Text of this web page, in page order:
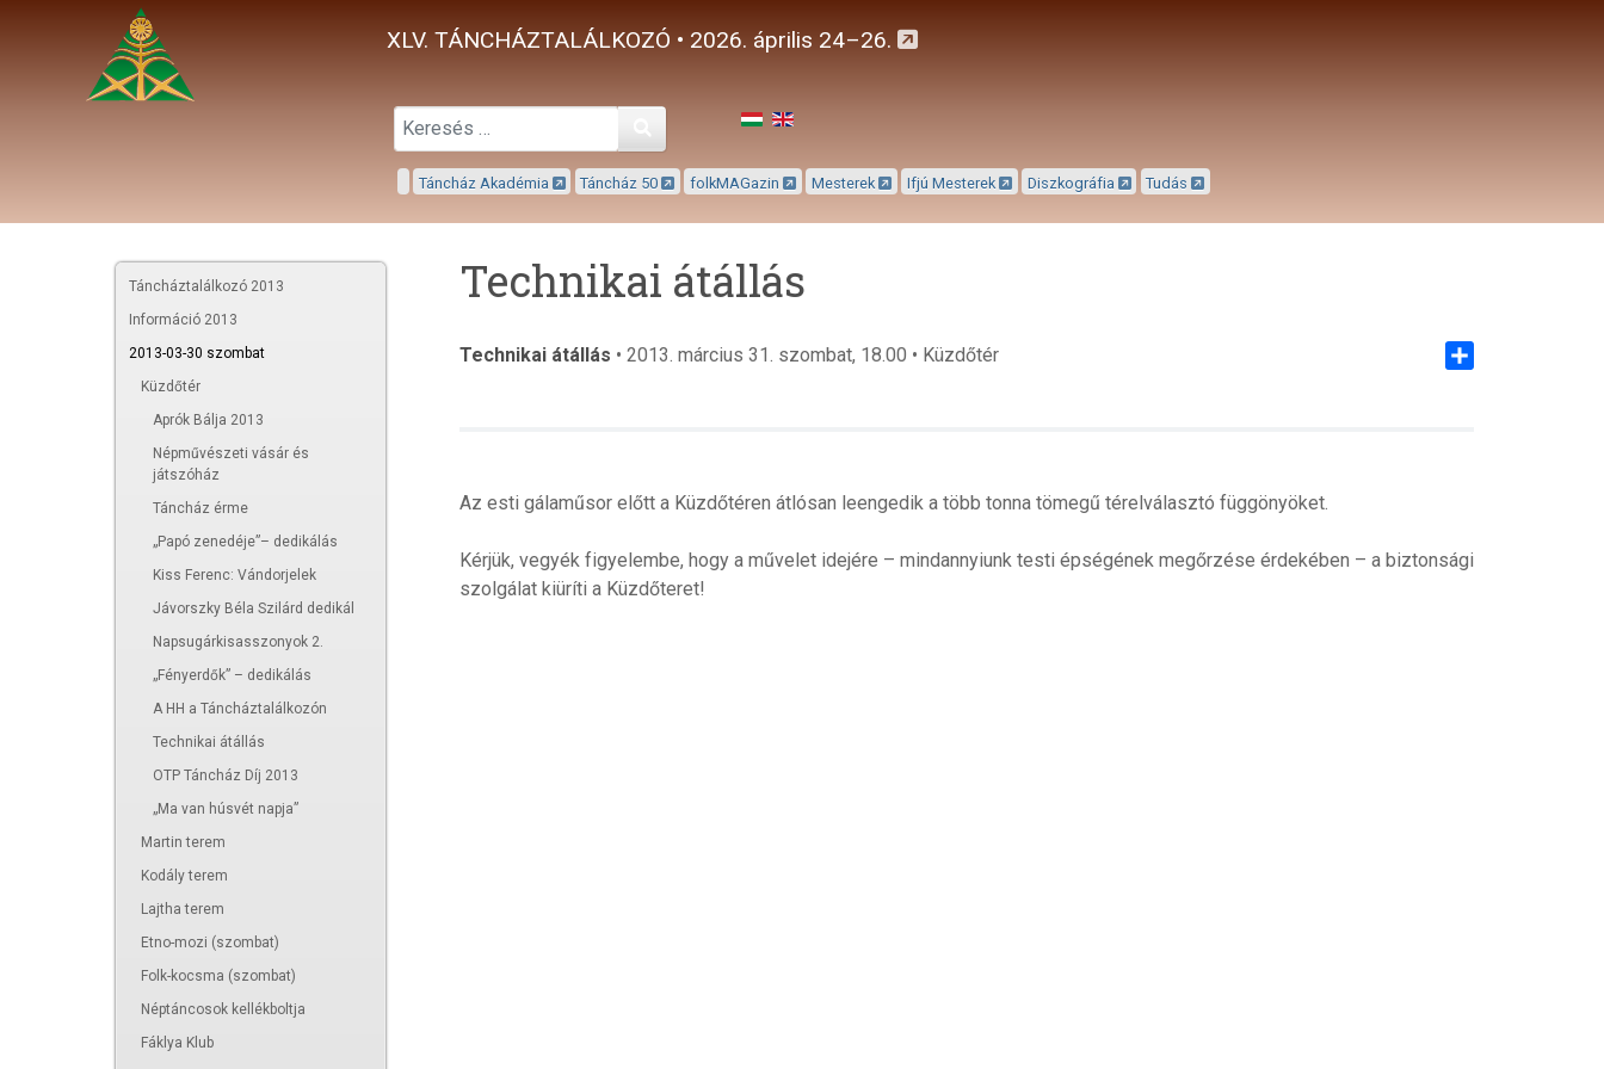
XLV. TÁNCHÁZTALÁLKOZÓ • 2026. április 24–26.
Keresés
Táncház Akadémia Táncház 50 folkMAGazin Mesterek Ifjú Mesterek Diszkográfia Tudás
Táncháztalálkozó 2013
Információ 2013
2013-03-30 szombat
Küzdőtér
Aprók Bálja 2013
Népművészeti vásár és
játszóház
Táncház érme
„Papó zenedéje”– dedikálás
Kiss Ferenc: Vándorjelek
Jávorszky Béla Szilárd dedikál
Napsugárkisasszonyok 2.
„Fényerdők” – dedikálás
A HH a Táncháztalálkozón
Technikai átállás
OTP Táncház Díj 2013
„Ma van húsvét napja”
Martin terem
Kodály terem
Lajtha terem
Etno-mozi (szombat)
Folk-kocsma (szombat)
Néptáncosok kellékboltja
Fáklya Klub
Technikai átállás
Technikai átállás • 2013. március 31. szombat, 18.00 • Küzdőtér
Az esti gálaműsor előtt a Küzdőtéren átlósan leengedik a több tonna tömegű térelválasztó függönyöket.
Kérjük, vegyék figyelembe, hogy a művelet idejére – mindannyiunk testi épségének megőrzése érdekében – a biztonsági
szolgálat kiüríti a Küzdőteret!